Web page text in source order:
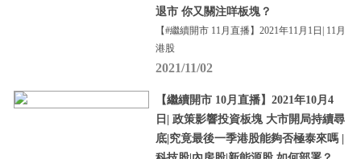
退市 你又關注咩板塊？
【#繼續開市 11月直播】2021年11月1日| 11月
港股
2021/11/02
【繼續開市 10月直播】2021年10月4
日| 政策影響投資板塊 大市開局持續尋
底|究竟最後一季港股能夠否極泰來嗎 |